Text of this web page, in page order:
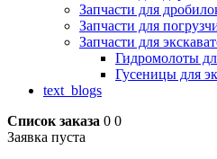
Запчасти для
Запчасти для
Запчасти для
Гидромолоты
Гусеницы для
text_blogs
Список заказа 0 0
Заявка пуста